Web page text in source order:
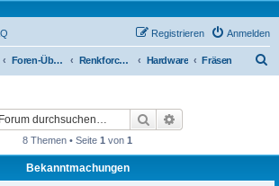
Anmelden
Registrieren
Foren-Übersicht Renkforce RF2000 Forum Hardware Fräsen
Suche
8 Themen • Seite 1 von 1
Bekanntmachungen